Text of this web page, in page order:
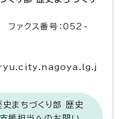
ァクス番号：052-
まちづくり部 歴史